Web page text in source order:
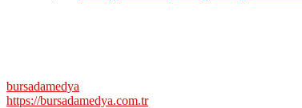
bursadamedya
https://bursadamedya.com.tr